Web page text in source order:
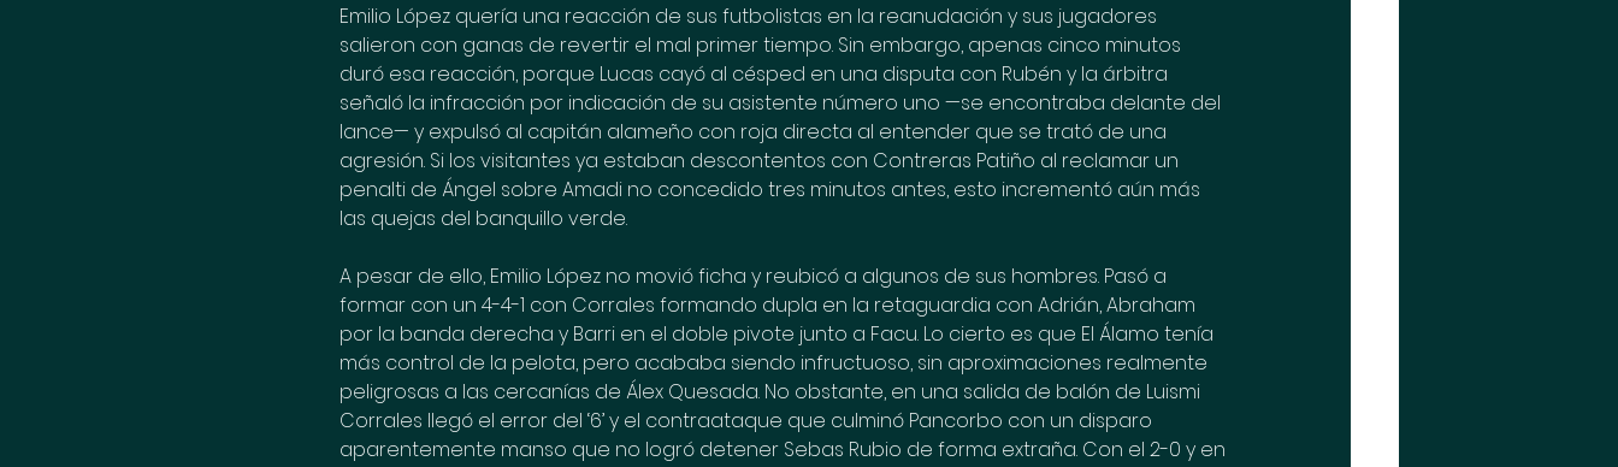
Emilio López quería una reacción de sus futbolistas en la reanudación y sus jugadores
salieron con ganas de revertir el mal primer tiempo. Sin embargo, apenas cinco minutos
duró esa reacción, porque Lucas cayó al césped en una disputa con Rubén y la árbitra
señaló la infracción por indicación de su asistente número uno —se encontraba delante del
lance— y expulsó al capitán alameño con roja directa al entender que se trató de una
agresión. Si los visitantes ya estaban descontentos con Contreras Patiño al reclamar un
penalti de Ángel sobre Amadi no concedido tres minutos antes, esto incrementó aún más
las quejas del banquillo verde.
A pesar de ello, Emilio López no movió ficha y reubicó a algunos de sus hombres. Pasó a
formar con un 4-4-1 con Corrales formando dupla en la retaguardia con Adrián, Abraham
por la banda derecha y Barri en el doble pivote junto a Facu. Lo cierto es que El Álamo tenía
más control de la pelota, pero acababa siendo infructuoso, sin aproximaciones realmente
peligrosas a las cercanías de Álex Quesada. No obstante, en una salida de balón de Luismi
Corrales llegó el error del ‘6’ y el contraataque que culminó Pancorbo con un disparo
aparentemente manso que no logró detener Sebas Rubio de forma extraña. Con el 2-0 y en